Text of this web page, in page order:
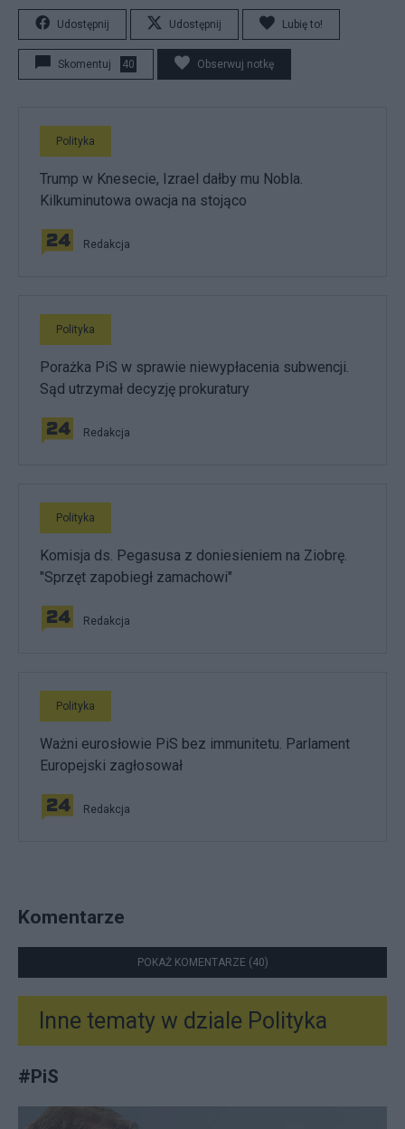
Udostępnij Udostępnij Lubię to!
Skomentuj 40 Obserwuj notkę
Polityka
Trump w Knesecie, Izrael dałby mu Nobla.
Kilkuminutowa owacja na stojąco
Redakcja
Polityka
Porażka PiS w sprawie niewypłacenia subwencji.
Sąd utrzymał decyzję prokuratury
Redakcja
Polityka
Komisja ds. Pegasusa z doniesieniem na Ziobrę.
"Sprzęt zapobiegł zamachowi"
Redakcja
Polityka
Ważni eurosłowie PiS bez immunitetu. Parlament
Europejski zagłosował
Redakcja
Komentarze
POKAŻ KOMENTARZE (40)
Inne tematy w dziale Polityka
#PiS